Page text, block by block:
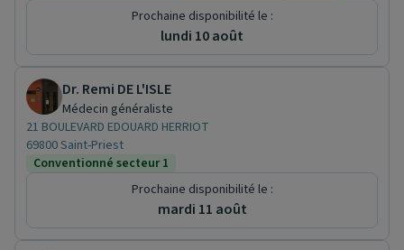
Prochaine disponibilité le :
lundi 10 août
Dr. Remi DE L'ISLE
Médecin généraliste
21 BOULEVARD EDOUARD HERRIOT
69800 Saint-Priest
Conventionné secteur 1
Prochaine disponibilité le :
mardi 11 août